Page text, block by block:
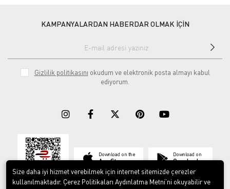
KAMPANYALARDAN HABERDAR OLMAK İÇİN
Gizlilik politikasını okudum ve elektronik posta almayı kabul
ediyorum.
Download on the
App Store
Download on
Google play
Size daha iyi hizmet verebilmek için internet sitemizde çerezler
kullanılmaktadır. Çerez Politikaları Aydınlatma Metni’ni okuyabilir ve